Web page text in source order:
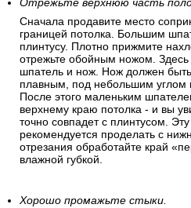
Отрежьте верхнюю часть
Сначала продавите место
границей потолка. Большим
плинтусу. Плотно прижмите
отрежьте обойным ножом.
шпатель и нож. Нож должен
плавным, под небольшим углом
После этого маленьким
верхнему краю потолка - и вы
точно совпадет с плинтусом.
рекомендуется проделать с
отрезания обработайте край
влажной губкой.
Хорошо промажьте стыки.